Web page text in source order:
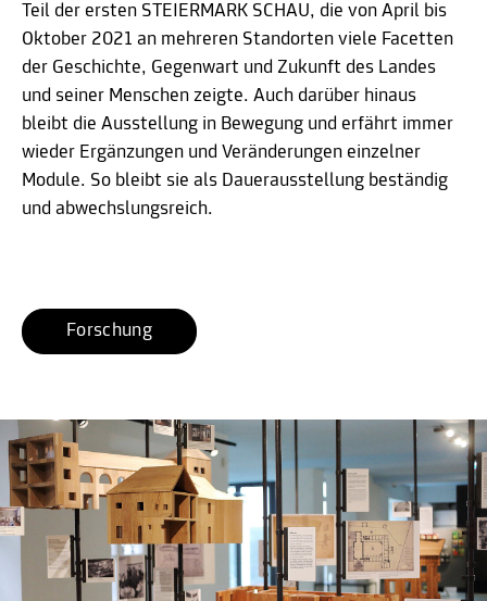
Teil der ersten STEIERMARK SCHAU, die von April bis
Oktober 2021 an mehreren Standorten viele Facetten
der Geschichte, Gegenwart und Zukunft des Landes
und seiner Menschen zeigte. Auch darüber hinaus
bleibt die Ausstellung in Bewegung und erfährt immer
wieder Ergänzungen und Veränderungen einzelner
Module. So bleibt sie als Dauerausstellung beständig
und abwechslungsreich.
Forschung